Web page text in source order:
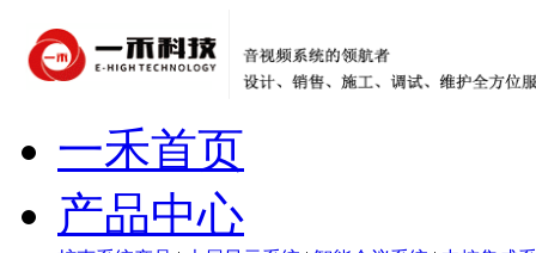
一禾首页
产品中心